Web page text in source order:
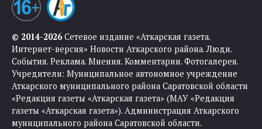
© 2014-2026Сетевое издание «Аткарская газета.
Интернет-версия» Новости Аткарского района. Люди.
События. Реклама. Мнения. Комментарии. Фотогалерея.
Учредители: Муниципальное автономное учреждение
Аткарского муниципального района Саратовской области
«Редакция газеты «Аткарская газета» (МАУ «Редакция
газеты «Аткарская газета»). Администрация Аткарского
муниципального района Саратовской области.